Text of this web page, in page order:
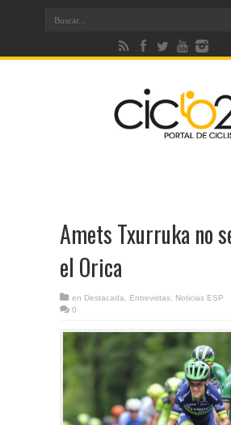
Amets Txurruka no
el Orica
en Destacada Entrevistas Noticias ESP
0